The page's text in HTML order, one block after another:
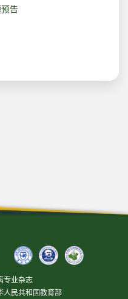
告
专业杂志
人民共和国教育部